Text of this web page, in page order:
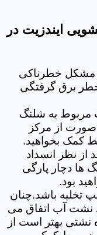
ایندزیت در
مشکل خطرناکی
برق گرفتگی
مربوط به شلنگ
صورت از مرکز
کمک بخواهید.
نظر انسداد
ها دچار پارگی
بود.
تخلیه باشد.چنان
نشت آب اتفاق می
نشتی بهتر است از